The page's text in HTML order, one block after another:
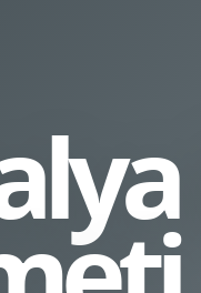
UI Tasarimi
UX Optimizasyonu